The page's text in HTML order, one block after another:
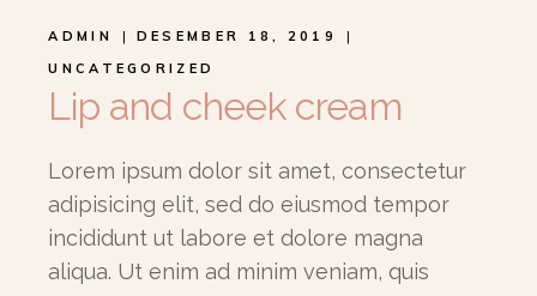
ADMIN
DESEMBER 18, 2019
UNCATEGORIZED
Lip and cheek cream
Lorem ipsum dolor sit amet, consectetur
adipisicing elit, sed do eiusmod tempor
incididunt ut labore et dolore magna
aliqua. Ut enim ad minim veniam, quis